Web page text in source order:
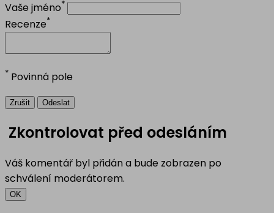
Vaše jméno*
Recenze*
* Povinná pole
Zrušit Odeslat
Zkontrolovat před odesláním
Váš komentář byl přidán a bude zobrazen po
schválení moderátorem.
OK